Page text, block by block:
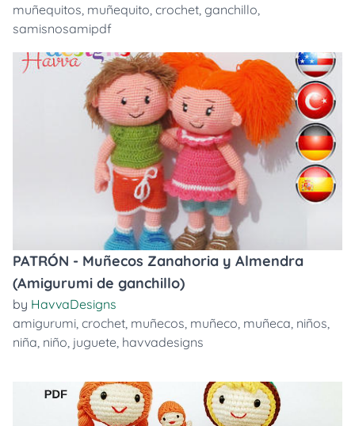
muñequitos, muñequito, crochet, ganchillo,
samisnosamipdf
PATRÓN - Muñecos Zanahoria y Almendra
(Amigurumi de ganchillo)
by HavvaDesigns
amigurumi, crochet, muñecos, muñeco, muñeca, niños,
niña, niño, juguete, havvadesigns